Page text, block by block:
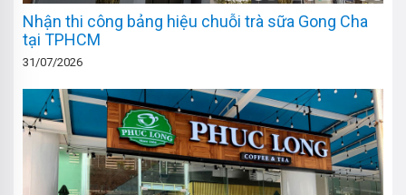
Nhận thi công bảng hiệu chuỗi trà sữa Gong Cha
tại TPHCM
31/07/2026